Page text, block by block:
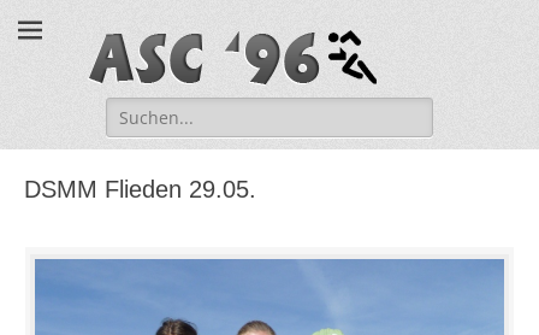
ASC '96 e.V.
Suche
nach:
DSMM Flieden 29.05.